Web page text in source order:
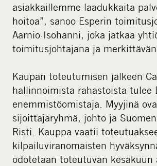
asiakkaillemme laadukkaita
hoitoa”, sanoo Esperin
Aarnio-Isohanni, joka jatkaa
toimitusjohtajana ja
Kaupan toteutumisen jälkeen
hallinnoimista rahastoista tulee
enemmistöomistaja. Myyjinä
sijoittajaryhmä, johto ja
Risti. Kauppa vaatii
kilpailuviranomaisten
odotetaan toteutuvan kesäkuun